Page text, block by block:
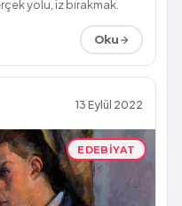
yolu, iz bırakmak.
Oku
13 Eylül 2022
EDEBIYAT